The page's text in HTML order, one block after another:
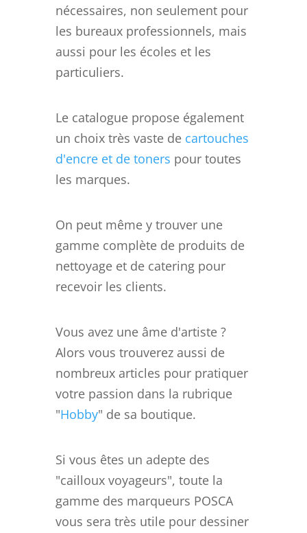
nécessaires, non seulement pour
les bureaux professionnels, mais
aussi pour les écoles et les
particuliers.
Le catalogue propose également
un choix très vaste de cartouches
d'encre et de toners pour toutes
les marques.
On peut même y trouver une
gamme complète de produits de
nettoyage et de catering pour
recevoir les clients.
Vous avez une âme d'artiste ?
Alors vous trouverez aussi de
nombreux articles pour pratiquer
votre passion dans la rubrique
"Hobby" de sa boutique.
Si vous êtes un adepte des
"cailloux voyageurs", toute la
gamme des marqueurs POSCA
vous sera très utile pour dessiner